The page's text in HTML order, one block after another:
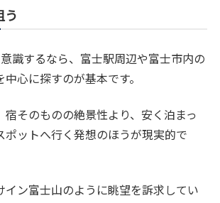
う
識するなら、富士駅周辺や富士市内の
心に探すのが基本です。
宿そのものの絶景性より、安く泊まっ
ポットへ行く発想のほうが現実的で
イン富士山のように眺望を訴求してい